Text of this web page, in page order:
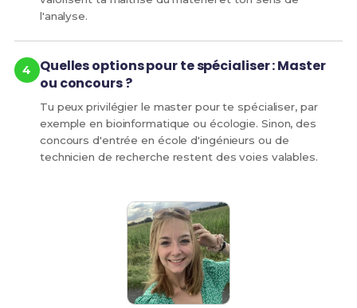
l'analyse.
Quelles options pour te spécialiser : Master
ou concours ?
Tu peux privilégier le master pour te spécialiser, par
exemple en bioinformatique ou écologie. Sinon, des
concours d'entrée en école d'ingénieurs ou de
technicien de recherche restent des voies valables.